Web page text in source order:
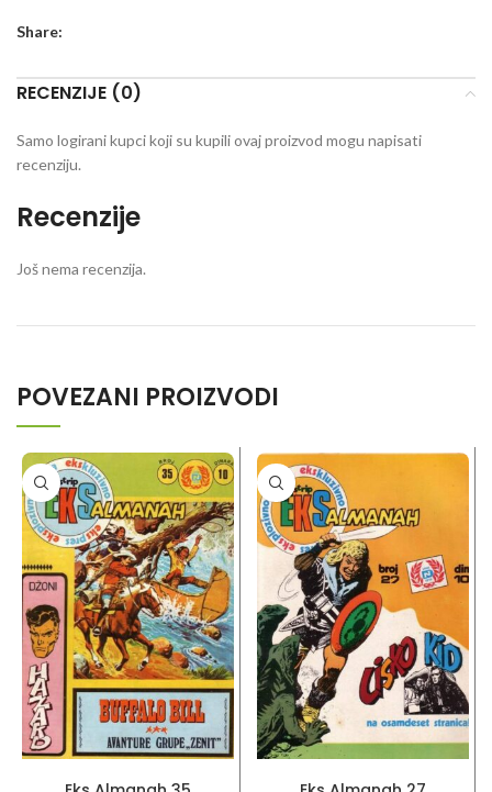
Share:
RECENZIJE (0)
Recenzije
Još nema recenzija.
Samo logirani kupci koji su kupili ovaj proizvod mogu napisati
recenziju.
POVEZANI PROIZVODI